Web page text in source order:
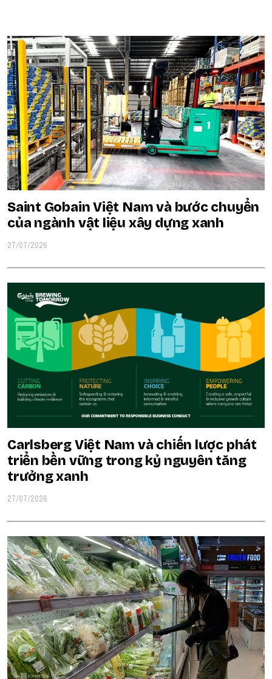
Saint Gobain Việt Nam và bước chuyển
của ngành vật liệu xây dựng xanh
27/07/2026
Carlsberg Việt Nam và chiến lược phát
triển bền vững trong kỷ nguyên tăng
trưởng xanh
27/07/2026